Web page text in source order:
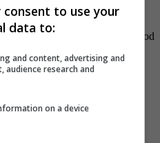
bailando en ropa interior
algunas luminarias de Hollywood
celos y la posesividad, son
Angelina Jolie y Brad Pitt,
y Chris Brown, y Antonio
han armado más de un show
hasta han finalizado en
Brown.
to use your
data to:
and content, advertising and
audience research and
on a device